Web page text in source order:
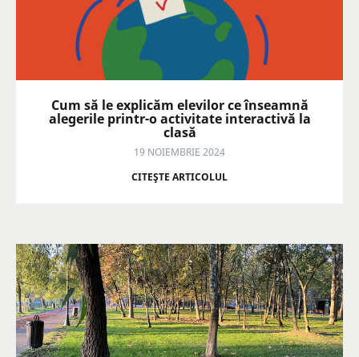
Cum să le explicăm elevilor ce înseamnă
alegerile printr-o activitate interactivă la
clasă
19 NOIEMBRIE 2024
CITEŞTE ARTICOLUL